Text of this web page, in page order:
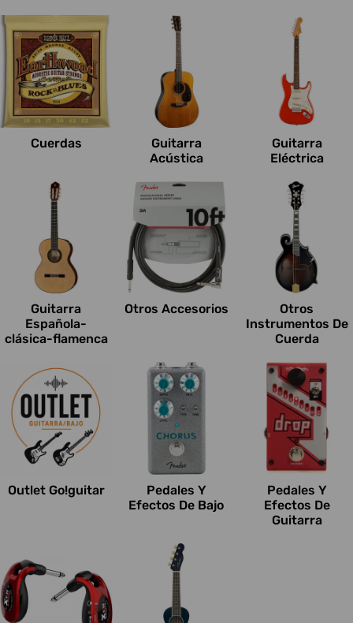
Cuerdas
Guitarra
Acústica
Guitarra
Eléctrica
Guitarra
Española-
clásica-flamenca
Otros Accesorios
Otros
Instrumentos De
Cuerda
Outlet Go!guitar
Pedales Y
Efectos De Bajo
Pedales Y
Efectos De
Guitarra